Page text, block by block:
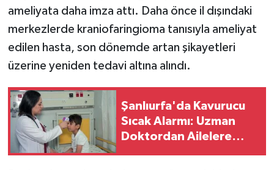
ameliyata daha imza attı. Daha önce il dışındaki
merkezlerde kraniofaringioma tanısıyla ameliyat
edilen hasta, son dönemde artan şikayetleri
üzerine yeniden tedavi altına alındı.
Şanlıurfa'da Kavurucu
Sıcak Alarmı: Uzman
Doktordan Ailelere